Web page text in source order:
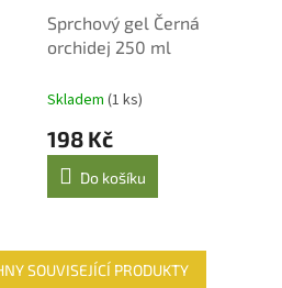
Sprchový gel Černá
orchidej 250 ml
Skladem (1 ks)
198 Kč
Do košíku
SOUVISEJÍCÍ PRODUKTY